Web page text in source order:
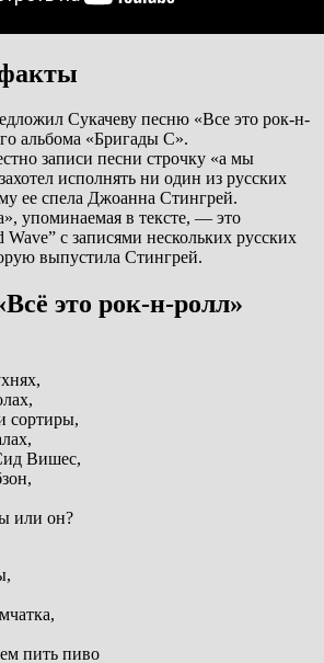
Сукачеву песню «Все это рок-н-
альбома «Бригады С».
записи песни строчку «а мы
исполнять ни один из русских
ее спела Джоанна Стингрей.
упоминаемая в тексте, — это
Wave” с записями нескольких русских
выпустила Стингрей.
это рок-н-ролл»
сортиры,
Вишес,
или он?
пить пиво